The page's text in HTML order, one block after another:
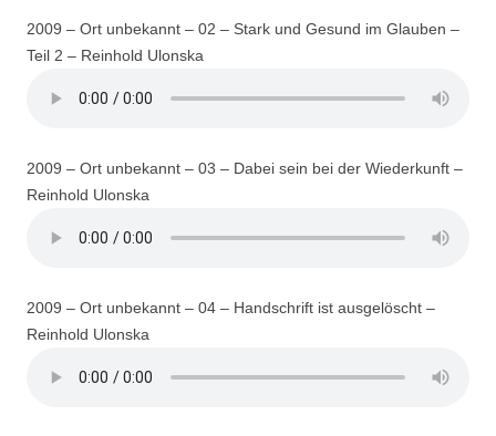
2009 – Ort unbekannt – 02 – Stark und Gesund im Glauben –
Teil 2 – Reinhold Ulonska
2009 – Ort unbekannt – 03 – Dabei sein bei der Wiederkunft –
Reinhold Ulonska
2009 – Ort unbekannt – 04 – Handschrift ist ausgelöscht –
Reinhold Ulonska